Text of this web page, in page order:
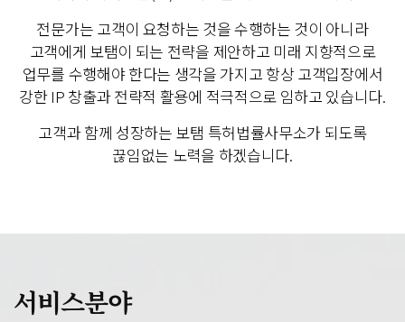
전문가는 고객이 요청하는 것을 수행하는 것이 아니라
고객에게 보탬이 되는 전략을 제안하고 미래 지향적으로
업무를 수행해야 한다는 생각을 가지고 항상 고객입장에서
강한 IP 창출과 전략적 활용에 적극적으로 임하고 있습니다.
고객과 함께 성장하는 보탬 특허법률사무소가 되도록
끊임없는 노력을 하겠습니다.
서비스분야